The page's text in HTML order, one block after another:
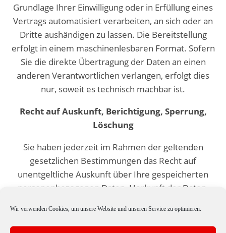
Wir verwenden Cookies, um unsere Website und unseren Service zu optimieren.
Grundlage Ihrer Einwilligung oder in Erfüllung eines
Vertrags automatisiert verarbeiten, an sich oder an
Dritte aushändigen zu lassen. Die Bereitstellung
erfolgt in einem maschinenlesbaren Format. Sofern
Sie die direkte Übertragung der Daten an einen
anderen Verantwortlichen verlangen, erfolgt dies
nur, soweit es technisch machbar ist.
Recht auf Auskunft, Berichtigung, Sperrung,
Löschung
Sie haben jederzeit im Rahmen der geltenden
gesetzlichen Bestimmungen das Recht auf
unentgeltliche Auskunft über Ihre gespeicherten
personenbezogenen Daten, Herkunft der Daten,
Datenverarbeitung und ggf. ein Recht auf
Berichtigung, Sperrung oder Löschung dieser Daten.